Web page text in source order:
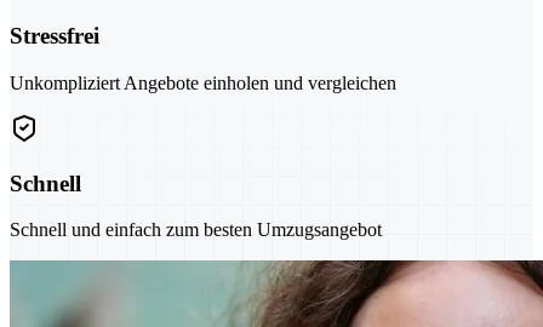
Stressfrei
Unkompliziert Angebote einholen und vergleichen
Schnell
Schnell und einfach zum besten Umzugsangebot